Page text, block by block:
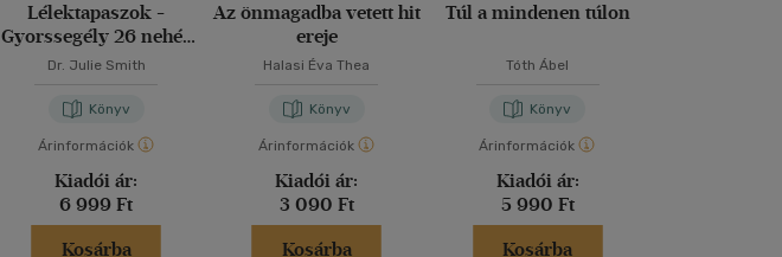
Lélektapaszok -
Gyorssegély 26 nehéz
élethelyzet kezeléséhez
Dr. Julie Smith
Könyv
Árinformációk
Kiadói ár:
6 999 Ft
Kosárba
Az önmagadba vetett hit
ereje
Halasi Éva Thea
Könyv
Árinformációk
Kiadói ár:
3 090 Ft
Kosárba
Túl a mindenen túlon
Tóth Ábel
Könyv
Árinformációk
Kiadói ár:
5 990 Ft
Kosárba